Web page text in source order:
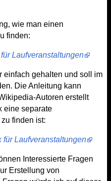
wie man einen
finden:
Laufveranstaltungen
einfach gehalten und soll im
Die Anleitung kann
Autoren erstellt
eine separate
finden ist:
Laufveranstaltungen
Interessierte Fragen
Erstellung von